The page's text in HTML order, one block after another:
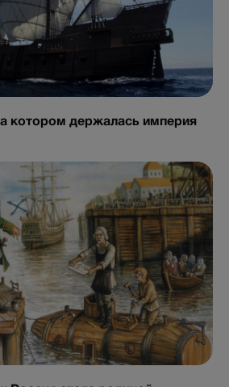
котором держалась империя